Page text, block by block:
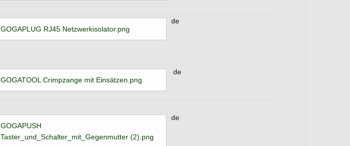
GOGAPLUG RJ45 Netzwerkisolator.png
de
GOGATOOL Crimpzange mit Einsätzen.png
de
GOGAPUSH
Taster_und_Schalter_mit_Gegenmutter (2).png
de